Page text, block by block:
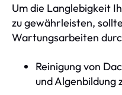
Um die Langlebigkeit
zu gewährleisten,
Wartungsarbeiten
Reinigung von
und Algenbildung